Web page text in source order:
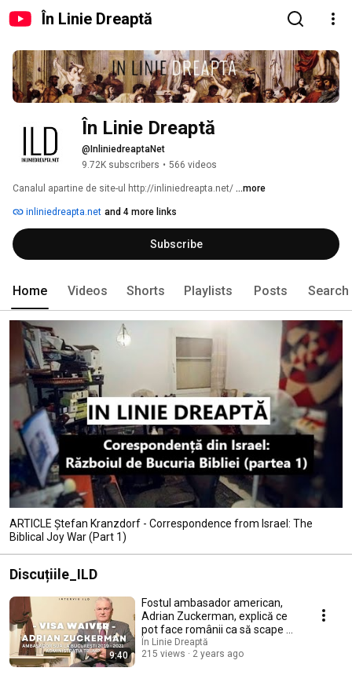
În Linie Dreaptă
În Linie Dreaptă
@InliniedreaptaNet
9.72K subscribers • 566 videos
Canalul apartine de site-ul http://inliniedreapta.net/ ...more
inliniedreapta.net and 4 more links
Subscribe
Home Videos Shorts Playlists Posts Search
ARTICLE Ștefan Kranzdorf - Correspondence from Israel: The
Biblical Joy War (Part 1)
Discuțiile_ILD
9:40
Fostul ambasador american,
Adrian Zuckerman, explică ce
pot face românii ca să scape de
viza pt SUA
În Linie Dreaptă
215 views
2 years ago